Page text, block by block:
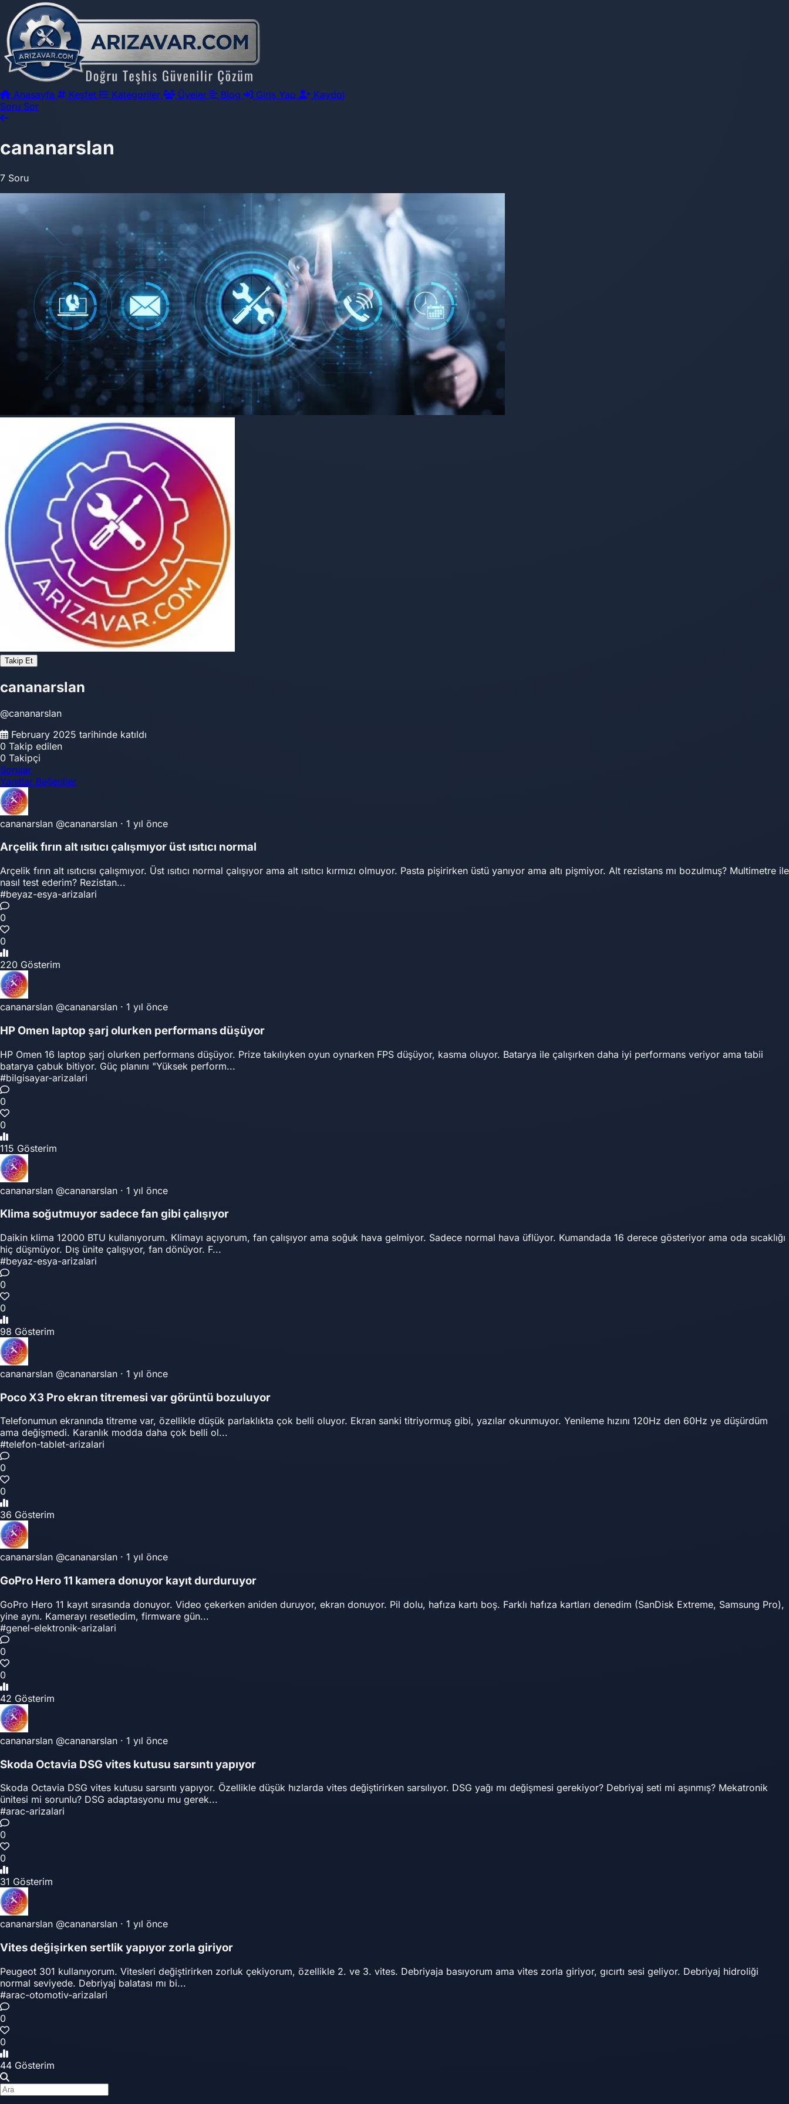
Anasayfa Keşfet Kategoriler Üyeler Blog Giriş Yap
Kaydol
Soru Sor
cananarslan
7 Soru
Takip Et
cananarslan
@cananarslan
February 2025 tarihinde katıldı
0 Takip edilen
0 Takipçi
Sorular
Yanıtlar Beğeniler
cananarslan @cananarslan · 1 yıl önce
Arçelik fırın alt ısıtıcı çalışmıyor üst ısıtıcı normal
Arçelik fırın alt ısıtıcısı çalışmıyor. Üst ısıtıcı normal çalışıyor ama alt ısıtıcı kırmızı olmuyor. Pasta pişirirken üstü yanıyor ama altı pişmiyor. Alt rezistans mı bozulmuş? Multimetre ile
nasıl test ederim? Rezistan...
#beyaz-esya-arizalari
0
0
220 Gösterim
cananarslan @cananarslan · 1 yıl önce
HP Omen laptop şarj olurken performans düşüyor
HP Omen 16 laptop şarj olurken performans düşüyor. Prize takılıyken oyun oynarken FPS düşüyor, kasma oluyor. Batarya ile çalışırken daha iyi performans veriyor ama tabii
batarya çabuk bitiyor. Güç planını "Yüksek perform...
#bilgisayar-arizalari
0
0
115 Gösterim
cananarslan @cananarslan · 1 yıl önce
Klima soğutmuyor sadece fan gibi çalışıyor
Daikin klima 12000 BTU kullanıyorum. Klimayı açıyorum, fan çalışıyor ama soğuk hava gelmiyor. Sadece normal hava üflüyor. Kumandada 16 derece gösteriyor ama oda sıcaklığı
hiç düşmüyor. Dış ünite çalışıyor, fan dönüyor. F...
#beyaz-esya-arizalari
0
0
98 Gösterim
cananarslan @cananarslan · 1 yıl önce
Poco X3 Pro ekran titremesi var görüntü bozuluyor
Telefonumun ekranında titreme var, özellikle düşük parlaklıkta çok belli oluyor. Ekran sanki titriyormuş gibi, yazılar okunmuyor. Yenileme hızını 120Hz den 60Hz ye düşürdüm
ama değişmedi. Karanlık modda daha çok belli ol...
#telefon-tablet-arizalari
0
0
36 Gösterim
cananarslan @cananarslan · 1 yıl önce
GoPro Hero 11 kamera donuyor kayıt durduruyor
GoPro Hero 11 kayıt sırasında donuyor. Video çekerken aniden duruyor, ekran donuyor. Pil dolu, hafıza kartı boş. Farklı hafıza kartları denedim (SanDisk Extreme, Samsung Pro),
yine aynı. Kamerayı resetledim, firmware gün...
#genel-elektronik-arizalari
0
0
42 Gösterim
cananarslan @cananarslan · 1 yıl önce
Skoda Octavia DSG vites kutusu sarsıntı yapıyor
Skoda Octavia DSG vites kutusu sarsıntı yapıyor. Özellikle düşük hızlarda vites değiştirirken sarsılıyor. DSG yağı mı değişmesi gerekiyor? Debriyaj seti mi aşınmış? Mekatronik
ünitesi mi sorunlu? DSG adaptasyonu mu gerek...
#arac-arizalari
0
0
31 Gösterim
cananarslan @cananarslan · 1 yıl önce
Vites değişirken sertlik yapıyor zorla giriyor
Peugeot 301 kullanıyorum. Vitesleri değiştirirken zorluk çekiyorum, özellikle 2. ve 3. vites. Debriyaja basıyorum ama vites zorla giriyor, gıcırtı sesi geliyor. Debriyaj hidroliği
normal seviyede. Debriyaj balatası mı bi...
#arac-otomotiv-arizalari
0
0
44 Gösterim